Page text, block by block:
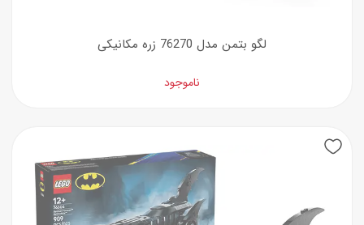
لگو بتمن مدل 76270 زره مکانیکی
ناموجود